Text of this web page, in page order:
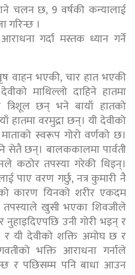
चलन छ, 9 वर्षकी कन्यालाई
गरिन्छ ।
गर्दा मस्तक ध्यान गर्ने
वाहन भएकी, चार हात भएकी
माथिल्लो दाहिने हातमा
त्रिशूल छन् भने बायाँ हातको
हातमा वरमुद्रा छन्। यी देवीको
स्वरूप गोरो वर्णको छ।
सेतै छन्। बालककालमा पार्वती
कठोर तपस्या गरेकी थिइन्।
पाए वरण गर्छु, नत्र कुमारी नै
कारण यिनको शरीर एकदम
तपस्याले खुसी भएका शिवजीले
उनी गोरी भइन् र
र यी देवीको शक्ति अमोघ छ र
भक्ति आराधना गर्नाले
र पछिसम्म पनि बाधा आउन